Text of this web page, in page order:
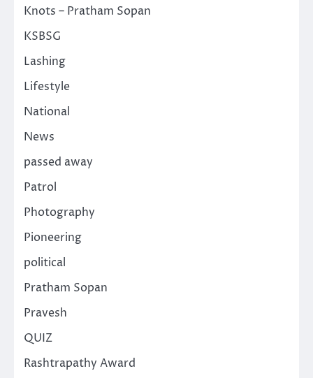
Knots – Pratham Sopan
KSBSG
Lashing
Lifestyle
National
News
passed away
Patrol
Photography
Pioneering
political
Pratham Sopan
Pravesh
QUIZ
Rashtrapathy Award